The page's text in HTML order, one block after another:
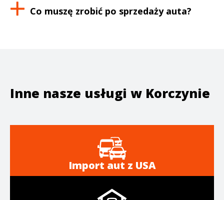
Co muszę zrobić po sprzedaży auta?
Inne nasze usługi w Korczynie
Import aut z USA